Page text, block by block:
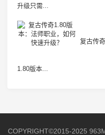
升级只需...
复古传奇
1.80版本...
COPYRIGHT©2015-2025